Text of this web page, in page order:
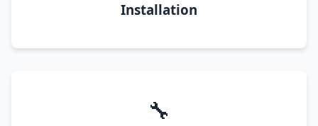
Installation
🔧